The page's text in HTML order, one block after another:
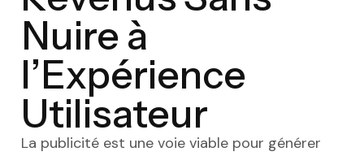
Nuire à
l’Expérience
Utilisateur
La publicité est une voie viable pour générer